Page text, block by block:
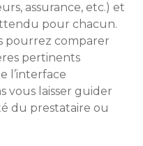
assurance, etc.) et
pour chacun.
pourrez comparer
pertinents
l’interface
vous laisser guider
du prestataire ou